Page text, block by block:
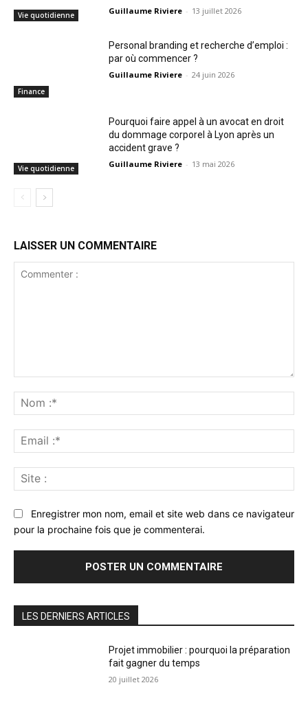
Vie quotidienne Guillaume Riviere - 13 juillet 2026
Finance
Personal branding et recherche d’emploi :
par où commencer ?
Guillaume Riviere - 24 juin 2026
Vie quotidienne
Pourquoi faire appel à un avocat en droit
du dommage corporel à Lyon après un
accident grave ?
Guillaume Riviere - 13 mai 2026
LAISSER UN COMMENTAIRE
:*
:*
:
Enregistrer mon nom, email et site web dans ce navigateur
pour la prochaine fois que je commenterai.
LES DERNIERS ARTICLES
Projet immobilier : pourquoi la préparation
fait gagner du temps
20 juillet 2026